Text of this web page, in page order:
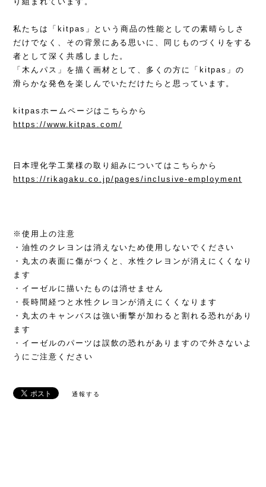
私たちは「kitpas」という商品の性能としての素晴らしさ
だけでなく、その背景にある思いに、同じものづくりをする
者として深く共感しました。
「木んパス」を描く画材として、多くの方に「kitpas」の
滑らかな発色を楽しんでいただけたらと思っています。
kitpasホームページはこちらから
https://www.kitpas.com/
日本理化学工業様の取り組みについてはこちらから
https://rikagaku.co.jp/pages/inclusive-employment
※使用上の注意
・油性のクレヨンは消えないため使用しないでください
・丸太の表面に傷がつくと、水性クレヨンが消えにくくなり
ます
・イーゼルに描いたものは消せません
・長時間経つと水性クレヨンが消えにくくなります
・丸太のキャンバスは強い衝撃が加わると割れる恐れがあり
ます
・イーゼルのパーツは誤飲の恐れがありますので外さないよ
うにご注意ください
通報する